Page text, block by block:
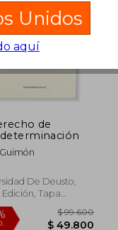
de
De Deusto,
Edición, Tapa
Nuevo
Unidos
aquí